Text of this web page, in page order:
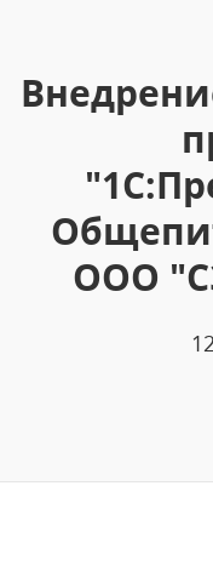
ООО